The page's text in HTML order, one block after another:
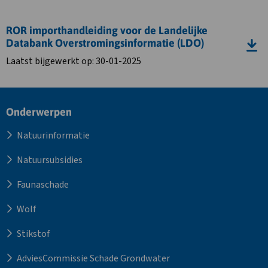
ROR importhandleiding voor de Landelijke
Databank Overstromingsinformatie (LDO)
Laatst bijgewerkt op: 30-01-2025
Download
bestand
ROR
voor
Landelijke
Databank
(LDO)
Site
Onderwerpen
Natuurinformatie
Natuursubsidies
Faunaschade
Wolf
Stikstof
AdviesCommissie Schade Grondwater